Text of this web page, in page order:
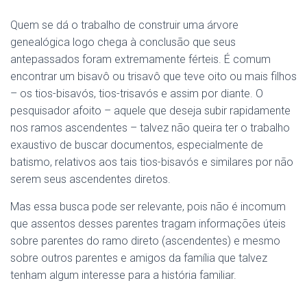
Quem se dá o trabalho de construir uma árvore
genealógica logo chega à conclusão que seus
antepassados foram extremamente férteis. É comum
encontrar um bisavô ou trisavô que teve oito ou mais filhos
– os tios-bisavós, tios-trisavós e assim por diante. O
pesquisador afoito – aquele que deseja subir rapidamente
nos ramos ascendentes – talvez não queira ter o trabalho
exaustivo de buscar documentos, especialmente de
batismo, relativos aos tais tios-bisavós e similares por não
serem seus ascendentes diretos.
Mas essa busca pode ser relevante, pois não é incomum
que assentos desses parentes tragam informações úteis
sobre parentes do ramo direto (ascendentes) e mesmo
sobre outros parentes e amigos da família que talvez
tenham algum interesse para a história familiar.